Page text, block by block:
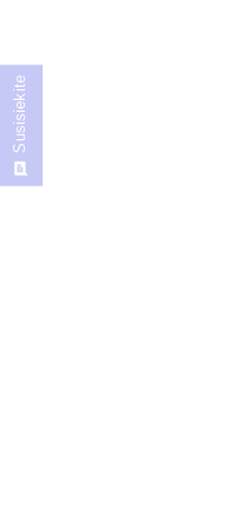
Susisiekite